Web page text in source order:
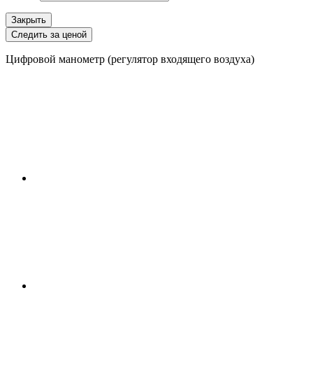
Закрыть
Следить за ценой
Цифровой манометр (регулятор входящего воздуха)